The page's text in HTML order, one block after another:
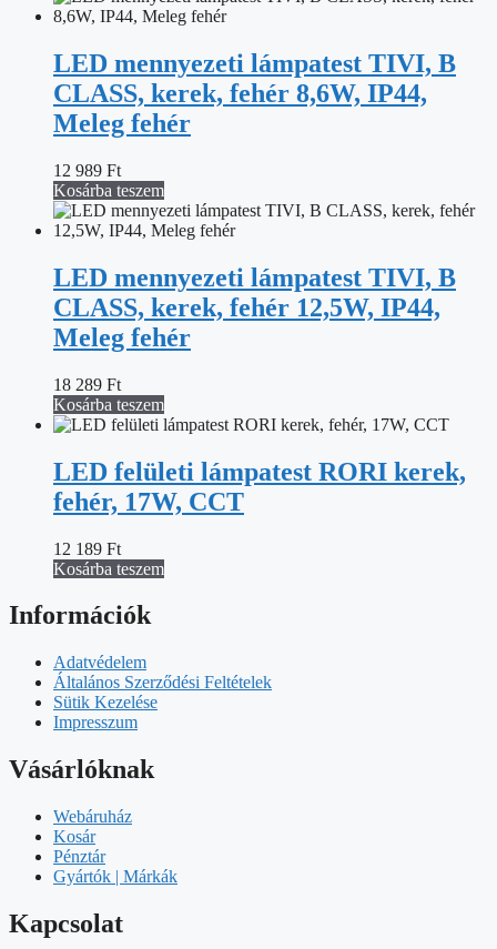
LED mennyezeti lámpatest TIVI, B
CLASS, kerek, fehér 8,6W, IP44,
Meleg fehér
12 989 Ft
Kosárba teszem
LED mennyezeti lámpatest TIVI, B
CLASS, kerek, fehér 12,5W, IP44,
Meleg fehér
18 289 Ft
Kosárba teszem
LED felületi lámpatest RORI kerek,
fehér, 17W, CCT
12 189 Ft
Kosárba teszem
Információk
Adatvédelem
Általános Szerződési Feltételek
Sütik Kezelése
Impresszum
Vásárlóknak
Webáruház
Kosár
Pénztár
Gyártók | Márkák
Kapcsolat